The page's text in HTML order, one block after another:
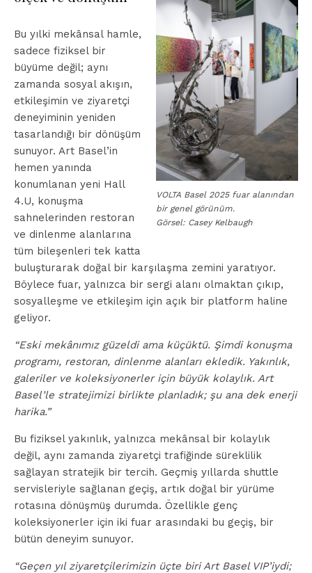
VOLTA Basel 2025 fuar alanından
bir genel görünüm.
Görsel: Casey Kelbaugh
Bu yılki mekânsal hamle,
sadece fiziksel bir
büyüme değil; aynı
zamanda sosyal akışın,
etkileşimin ve ziyaretçi
deneyiminin yeniden
tasarlandığı bir dönüşüm
sunuyor. Art Basel’in
hemen yanında
konumlanan yeni Hall
4.U, konuşma
sahnelerinden restoran
ve dinlenme alanlarına
tüm bileşenleri tek katta
buluşturarak doğal bir karşılaşma zemini yaratıyor.
Böylece fuar, yalnızca bir sergi alanı olmaktan çıkıp,
sosyalleşme ve etkileşim için açık bir platform haline
geliyor.
“Eski mekânımız güzeldi ama küçüktü. Şimdi konuşma
programı, restoran, dinlenme alanları ekledik. Yakınlık,
galeriler ve koleksiyonerler için büyük kolaylık. Art
Basel’le stratejimizi birlikte planladık; şu ana dek enerji
harika.”
Bu fiziksel yakınlık, yalnızca mekânsal bir kolaylık
değil, aynı zamanda ziyaretçi trafiğinde süreklilik
sağlayan stratejik bir tercih. Geçmiş yıllarda shuttle
servisleriyle sağlanan geçiş, artık doğal bir yürüme
rotasına dönüşmüş durumda. Özellikle genç
koleksiyonerler için iki fuar arasındaki bu geçiş, bir
bütün deneyim sunuyor.
“Geçen yıl ziyaretçilerimizin üçte biri Art Basel VIP’iydi;